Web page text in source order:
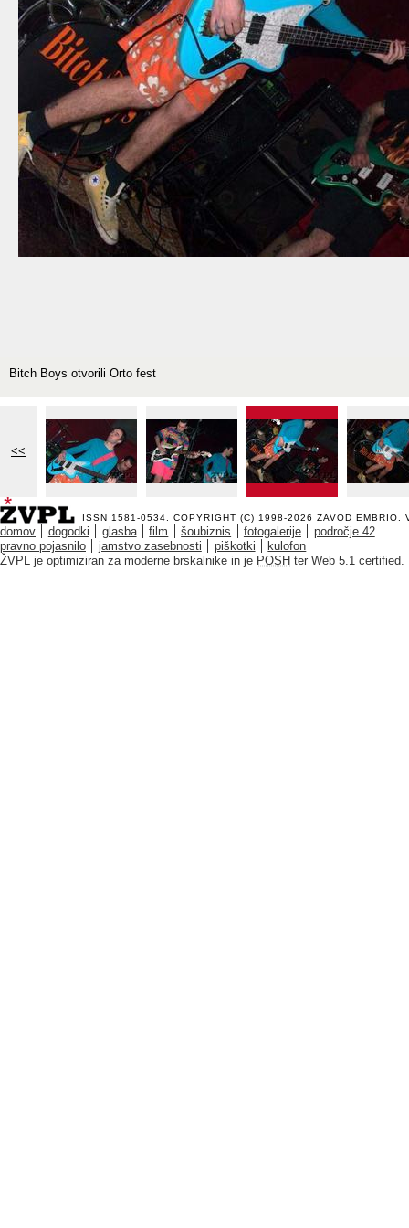
Bitch Boys otvorili Orto fest
<<
ISSN 1581-0534. COPYRIGHT (C) 1998-2026 ZAVOD EMBRIO .
domov dogodki glasba film šoubiznis fotogalerije
področje 42
pravno pojasnilo
jamstvo zasebnosti piškotki
kulofon
ŽVPL je optimiziran za moderne brskalnike in je POSH ter Web 5.1 certified.